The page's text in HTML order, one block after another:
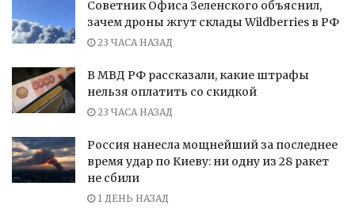
Советник Офиса Зеленского объяснил,
зачем дроны жгут склады Wildberries в РФ
23 ЧАСА НАЗАД
В МВД РФ рассказали, какие штрафы
нельзя оплатить со скидкой
23 ЧАСА НАЗАД
Россия нанесла мощнейший за последнее
время удар по Киеву: ни одну из 28 ракет
не сбили
1 ДЕНЬ НАЗАД